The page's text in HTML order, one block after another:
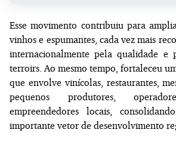
Esse movimento contribuiu para
vinhos e espumantes, cada vez mais
internacionalmente pela qualidade e
terroirs. Ao mesmo tempo, fortaleceu
que envolve vinícolas, restaurantes,
pequenos produtores,
empreendedores locais,
importante vetor de desenvolvimento